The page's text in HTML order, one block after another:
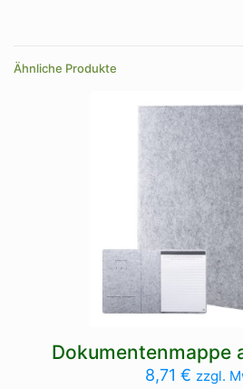
Ähnliche Produkte
Dokumentenmappe
8,71 € zzgl.